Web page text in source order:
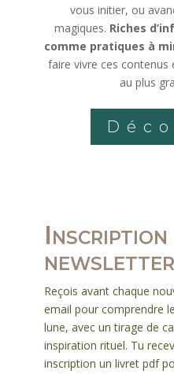
vous initier, ou
magiques. Riches
comme pratiques à
faire vivre ces contenus
au plus
newsletter
Reçois avant chaque
email pour comprendre
lune, avec un tirage de
inspiration rituel. Tu
inscription un livret pdf